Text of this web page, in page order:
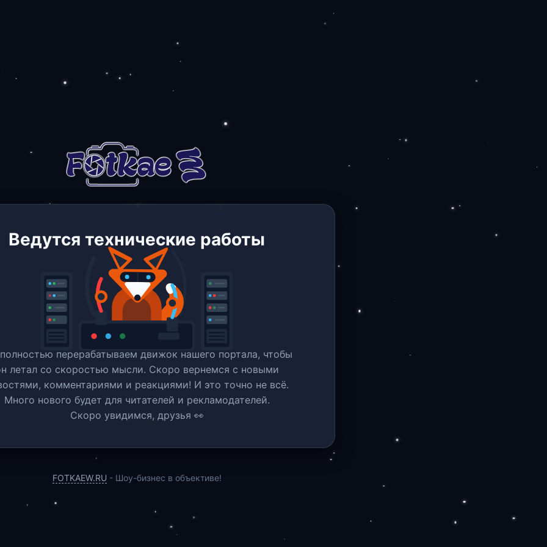
Ведутся технические работы
перерабатываем движок нашего портала, чтобы
летал со скоростью мысли. Скоро вернемся c новыми
комментариями и реакциями! И это точно не всё.
Много нового будет для читателей и рекламодателей.
Скоро увидимся, друзья 👀
FOTKAEW.RU - Шоу-бизнес в объективе!